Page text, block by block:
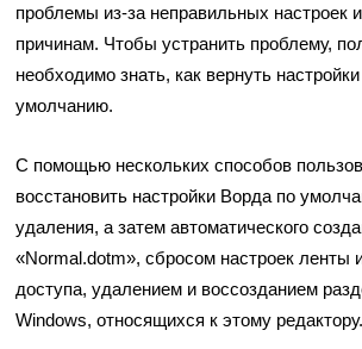
проблемы из-за неправильных настроек
причинам. Чтобы устранить проблему,
необходимо знать, как вернуть
умолчанию.
С помощью нескольких способов
восстановить настройки Ворда по
удаления, а затем автоматического
«Normal.dotm», сбросом настроек ленты
доступа, удалением и воссозданием
Windows, относящихся к этому редактору.